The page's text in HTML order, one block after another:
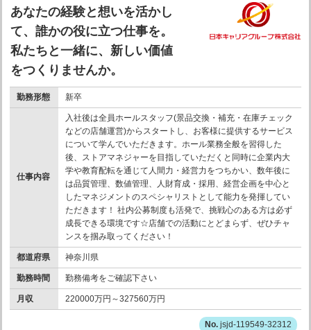
あなたの経験と想いを活かし
て、誰かの役に立つ仕事を。
私たちと一緒に、新しい価値
をつくりませんか。
勤務形態 新卒
仕事内容
入社後は全員ホールスタッフ(景品交換・補充・在庫チェック
などの店舗運営)からスタートし、お客様に提供するサービス
について学んでいただきます。ホール業務全般を習得した
後、ストアマネジャーを目指していただくと同時に企業内大
学や教育配転を通じて人間力・経営力をつちかい、数年後に
は品質管理、数値管理、人財育成・採用、経営企画を中心と
したマネジメントのスペシャリストとして能力を発揮してい
ただきます！ 社内公募制度も活発で、挑戦心のある方は必ず
成長できる環境です☆店舗での活動にとどまらず、ぜひチャ
ンスを掴み取ってください！
都道府県 神奈川県
勤務時間 勤務備考をご確認下さい
月収 220000万円～327560万円
jsjd-119549-32312